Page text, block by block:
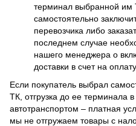
терминал выбранной
самостоятельно
перевозчика либо
последнем случае
нашего менеджера о
доставки в счет на оплату.
Если покупатель выбрал
ТК, отгрузка до ее терминала
автотранспортом – платная
мы не отгружаем товары с